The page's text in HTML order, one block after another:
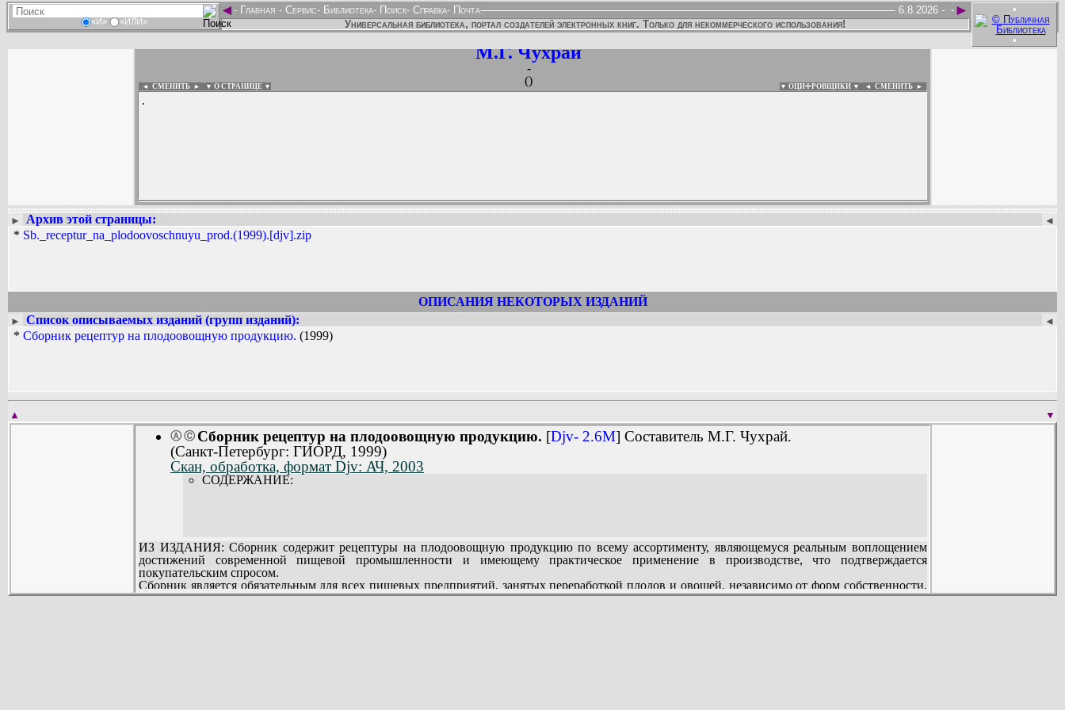
«И» «ИЛИ»
•
•
◄ ►
- Главная - Сервис- Библиотека- Поиск- Справка- Почта -
6.8.2026 -
Универсальная библиотека, портал создателей электронных книг. Только для некоммерческого использования!
М.Г. Чухрай
-
()
◄ СМЕНИТЬ ► ▼ О СТРАНИЦЕ ▼ ▼ ОЦИФРОВЩИКИ ▼ ◄ СМЕНИТЬ ►
.
:
Вадим Ершов...
...
► ◄
Архив этой страницы:
* Sb._receptur_na_plodoovoschnuyu_prod.(1999).[djv].zip
ОПИСАНИЯ НЕКОТОРЫХ ИЗДАНИЙ
► ◄
Список описываемых изданий (групп изданий):
* Сборник рецептур на плодоовощную продукцию. (1999)
▼
▲
Ⓐ Ⓒ Сборник рецептур на плодоовощную продукцию. [Djv- 2.6M] Составитель М.Г. Чухрай.
(Санкт-Петербург: ГИОРД, 1999)
Скан, обработка, формат Djv: АЧ, 2003
СОДЕРЖАНИЕ:
ИЗ ИЗДАНИЯ: Сборник содержит рецептуры на плодоовощную продукцию по всему ассортименту, являющемуся реальным воплощением
достижений современной пищевой промышленности и имеющему практическое применение в производстве, что подтверждается
покупательским спросом.
Сборник является обязательным для всех пищевых предприятий, занятых переработкой плодов и овощей, независимо от форм собственности,
систем и ведомств, в том числе для предприятий малого и среднего бизнеса.